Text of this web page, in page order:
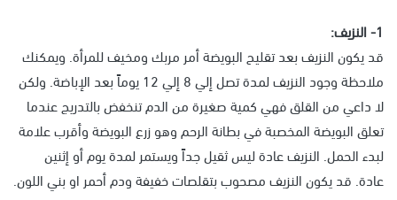
1- النزيف:
قد يكون النزيف بعد تقليح البويضة أمر مربك ومخيف للمرأة. ويمكنك
ملاحظة وجود النزيف لمدة تصل إلي 8 إلي 12 يوماً بعد الإباضة. ولكن
لا داعي من القلق فهي كمية صغيرة من الدم تنخفض بالتدريج عندما
تعلق البويضة المخصبة في بطانة الرحم وهو زرع البويضة وأقرب علامة
لبدء الحمل. النزيف عادة ليس ثقيل جداً ويستمر لمدة يوم أو إثنين
عادة. قد يكون النزيف مصحوب بتقلصات خفيفة ودم أحمر او بني اللون.